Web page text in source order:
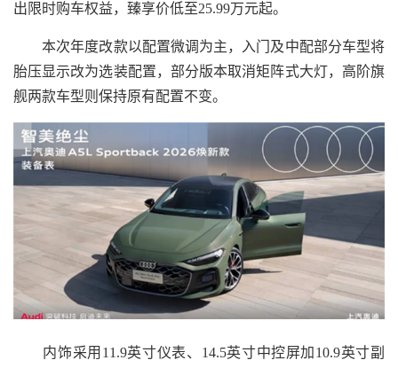
出限时购车权益，臻享价低至25.99万元起。
本次年度改款以配置微调为主，入门及中配部分车型将
胎压显示改为选装配置，部分版本取消矩阵式大灯，高阶旗
舰两款车型则保持原有配置不变。
内饰采用11.9英寸仪表、14.5英寸中控屏加10.9英寸副